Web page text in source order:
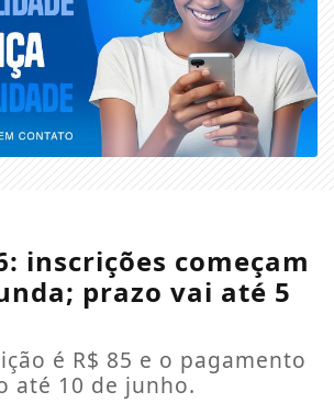
inscrições começam
prazo vai até 5
é R$ 85 e o pagamento
até 10 de junho.